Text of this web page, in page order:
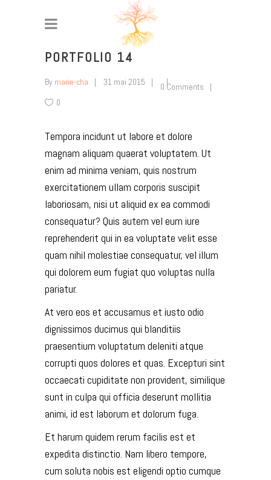
PORTFOLIO 14
By marie-cha 31 mai 2015
0 Comments
0
Tempora incidunt ut labore et dolore
magnam aliquam quaerat voluptatem. Ut
enim ad minima veniam, quis nostrum
exercitationem ullam corporis suscipit
laboriosam, nisi ut aliquid ex ea commodi
consequatur? Quis autem vel eum iure
reprehenderit qui in ea voluptate velit esse
quam nihil molestiae consequatur, vel illum
qui dolorem eum fugiat quo voluptas nulla
pariatur.
At vero eos et accusamus et iusto odio
dignissimos ducimus qui blanditiis
praesentium voluptatum deleniti atque
corrupti quos dolores et quas. Excepturi sint
occaecati cupiditate non provident, similique
sunt in culpa qui officia deserunt mollitia
animi, id est laborum et dolorum fuga.
Et harum quidem rerum facilis est et
expedita distinctio. Nam libero tempore,
cum soluta nobis est eligendi optio cumque